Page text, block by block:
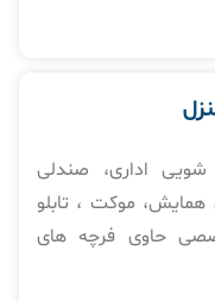
اداری، صندلی
همایش، موکت ، تابلو
حاوی فرچه های